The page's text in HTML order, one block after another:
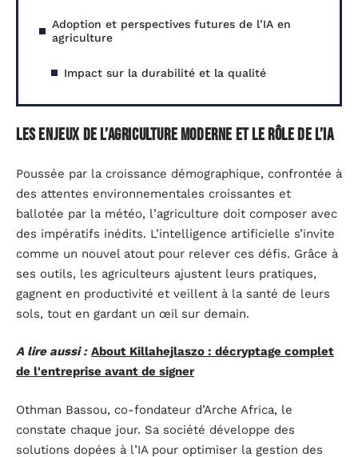
Adoption et perspectives futures de l’IA en
agriculture
Impact sur la durabilité et la qualité
Les enjeux de l’agriculture moderne et le rôle de l’IA
Poussée par la croissance démographique, confrontée à
des attentes environnementales croissantes et
ballotée par la météo, l’agriculture doit composer avec
des impératifs inédits. L’intelligence artificielle s’invite
comme un nouvel atout pour relever ces défis. Grâce à
ses outils, les agriculteurs ajustent leurs pratiques,
gagnent en productivité et veillent à la santé de leurs
sols, tout en gardant un œil sur demain.
A lire aussi : About Killahejlaszo : décryptage complet
de l'entreprise avant de signer
Othman Bassou, co-fondateur d’Arche Africa, le
constate chaque jour. Sa société développe des
solutions dopées à l’IA pour optimiser la gestion des